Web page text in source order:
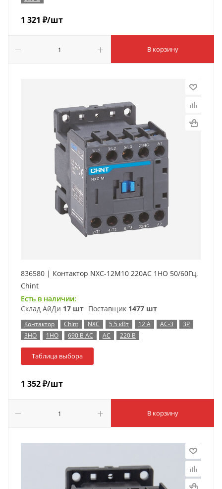
1 321 ₽/шт
В корзину
836580 | Контактор NXC-12M10 220AC 1НО 50/60Гц,
Chint
Есть в наличии:
Склад АйДи 17 шт Поставщик 1477 шт
Контактор Chint NXC 5,5 кВт 12 А AC-3
3P
3НО
1НО 690 В AC AC 220 В
Таблица выбора
1 352₽/шт
В корзину